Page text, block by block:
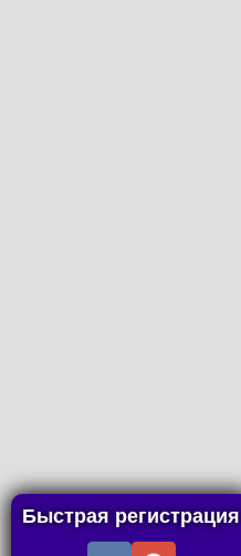
Быстрая регистрация